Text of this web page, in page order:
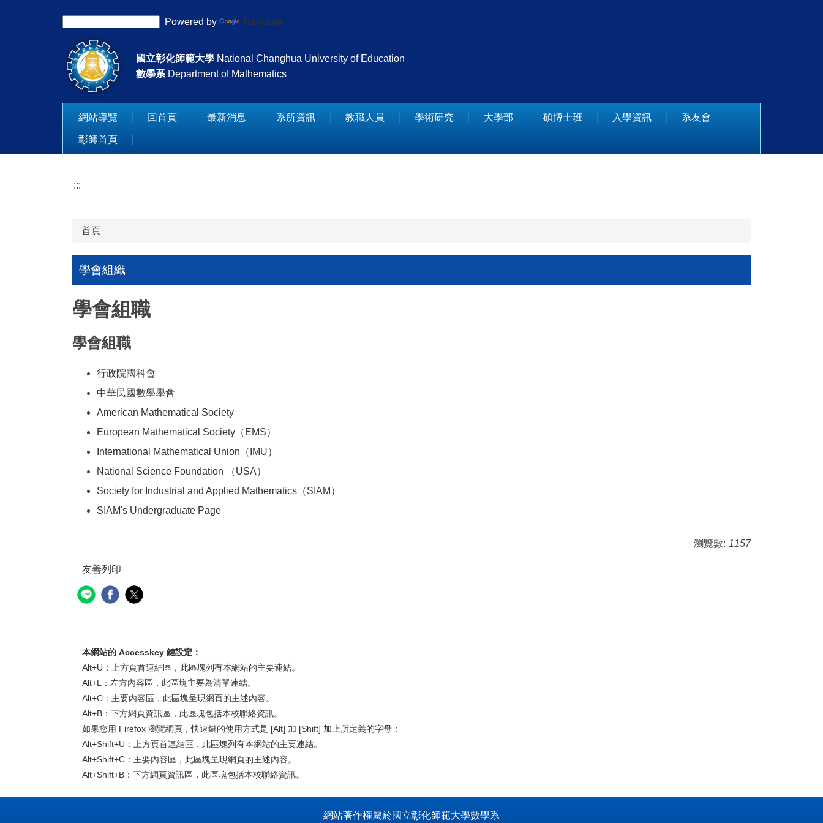
Powered by Translate
國立彰化師範大學 National Changhua University of Education
數學系 Department of Mathematics
網站導覽 回首頁 最新消息 系所資訊 教職人員 學術研究 大學部 碩博士班 入學資訊 系友會
彰師首頁
:::
首頁
學會組織
學會組職
學會組職
行政院國科會
中華民國數學學會
American Mathematical Society
European Mathematical Society（EMS）
International Mathematical Union（IMU）
National Science Foundation （USA）
Society for Industrial and Applied Mathematics（SIAM）
SIAM's Undergraduate Page
瀏覽數: 1157
友善列印
本網站的 Accesskey 鍵設定：
Alt+U：上方頁首連結區，此區塊列有本網站的主要連結。
Alt+L：左方內容區，此區塊主要為清單連結。
Alt+C：主要內容區，此區塊呈現網頁的主述內容。
Alt+B：下方網頁資訊區，此區塊包括本校聯絡資訊。
如果您用 Firefox 瀏覽網頁，快速鍵的使用方式是 [Alt] 加 [Shift] 加上所定義的字母：
Alt+Shift+U：上方頁首連結區，此區塊列有本網站的主要連結。
Alt+Shift+C：主要內容區，此區塊呈現網頁的主述內容。
Alt+Shift+B：下方網頁資訊區，此區塊包括本校聯絡資訊。
網站著作權屬於國立彰化師範大學數學系